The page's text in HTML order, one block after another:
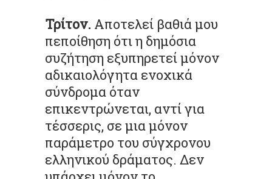
Τρίτον. Αποτελεί βαθιά μου
πεποίθηση ότι η δημόσια
συζήτηση εξυπηρετεί μόνον
αδικαιολόγητα ενοχικά
σύνδρομα όταν
επικεντρώνεται, αντί για
τέσσερις, σε μια μόνον
παράμετρο του σύγχρονου
ελληνικού δράματος. Δεν